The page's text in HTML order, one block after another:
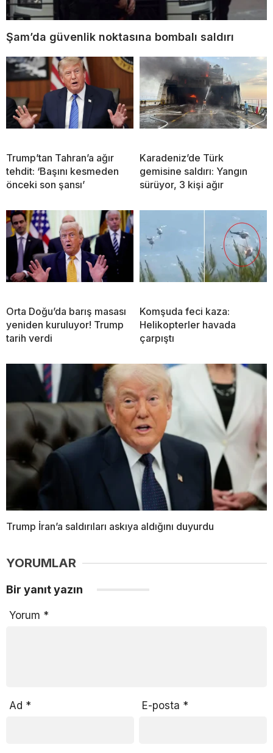
Şam’da güvenlik noktasına bombalı saldırı
Trump’tan Tahran’a ağır
tehdit: ‘Başını kesmeden
önceki son şansı’
Karadeniz’de Türk
gemisine saldırı: Yangın
sürüyor, 3 kişi ağır
Orta Doğu’da barış masası
yeniden kuruluyor! Trump
tarih verdi
Komşuda feci kaza:
Helikopterler havada
çarpıştı
Trump İran’a saldırıları askıya aldığını duyurdu
YORUMLAR
Bir yanıt yazın
Yorum *
Ad * E-posta *